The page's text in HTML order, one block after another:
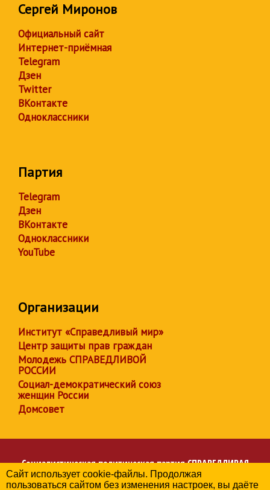
Сергей Миронов
Официальный сайт
Интернет-приёмная
Telegram
Дзен
Twitter
ВКонтакте
Одноклассники
Партия
Telegram
Дзен
ВКонтакте
Одноклассники
YouTube
Организации
Институт «Справедливый мир»
Центр защиты прав граждан
Молодежь СПРАВЕДЛИВОЙ
РОССИИ
Социал-демократический союз
женщин России
Домсовет
Социалистическая политическая партияСПРАВЕДЛИВАЯ
РОССИЯ
Сайт использует cookie-файлы. Продолжая
пользоваться сайтом без изменения настроек, вы даёте